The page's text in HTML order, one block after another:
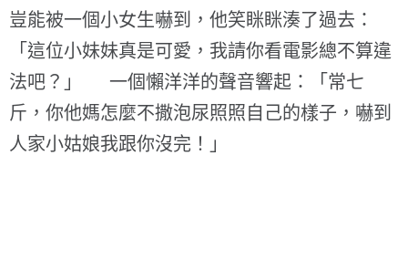
豈能被一個小女生嚇到，他笑眯眯湊了過去：
「這位小妹妹真是可愛，我請你看電影總不算違
法吧？」 一個懶洋洋的聲音響起：「常七
斤，你他媽怎麼不撒泡尿照照自己的樣子，嚇到
人家小姑娘我跟你沒完！」